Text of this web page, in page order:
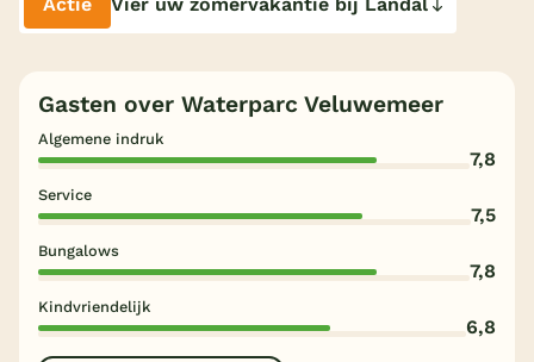
Veluwe
België
Blog
Gasten over Waterparc Veluwemeer
Algemene indruk
7,8
Service
7,5
Bungalows
7,8
Kindvriendelijk
6,8